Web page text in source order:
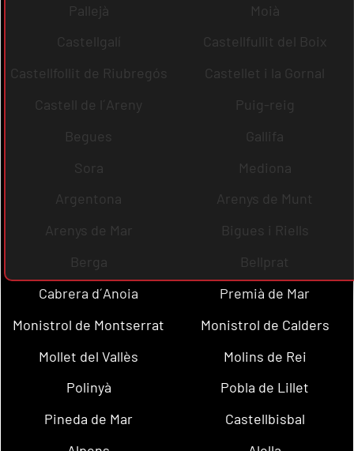
Pallejà
Moià
Castellgalí
Castellfullit del Boix
Castellfollit de Riubregós
Castellet i la Gornal
Castell de l´Areny
Puig-reig
Begues
Gallifa
Sora
Mediona
Argentona
Arenys de Munt
Arenys de Mar
Bigues i Riells
Berga
Bellprat
Cabrera d´Anoia
Premià de Mar
Monistrol de Montserrat
Monistrol de Calders
Mollet del Vallès
Molins de Rei
Polinyà
Pobla de Lillet
Pineda de Mar
Castellbisbal